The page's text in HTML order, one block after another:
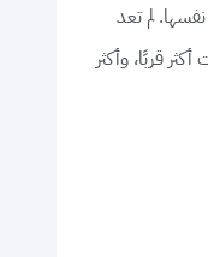
داخل التجربة نفسها. لم تعد
قربًا، وأكثر